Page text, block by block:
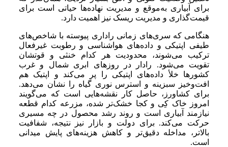
برای آبیاری به‌موقع و مدیریت نهاده‌ها حیاتی است برای
قیمت‌گذاری و مدیریت ریسک نیز اهمیت دارد.
هنگامی که سری‌های زمانی راداری پیوسته با شاخص‌های
طیفی اپتیکی و داده‌های هواشناسی و رطوبت غیرفعال
ترکیب می‌شوند، محدودیت هر کدام خنثی و قوتشان
تقویت می‌شود. رادار در روزهای ابری شمال و غرب
کشورها خلأ داده‌های اپتیکی را پر می‌کند و اپتیک هم
افت‌وخیز سبزینه و استرس نوری گیاه را نشان می‌دهد.
برای کشاورز، حاصل کار نقشه‌هایی است که می‌گویند
امروز خاک کِی و کجا خشک‌تر شده، مزرعه کدام قطعه
نیازمند آبیاری است و روند رشد محصول در چه مسیری
حرکت می‌کند. برای دولت و بازار نیز نتیجه، شفافیت
بالاتر، مداخله دقیق‌تر و کاهش هزینه‌های پایش میدانی
است.